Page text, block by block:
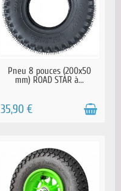
EN STOCK
Pneu 8 pouces (200x50
mm) ROAD STAR à...
35,90 €